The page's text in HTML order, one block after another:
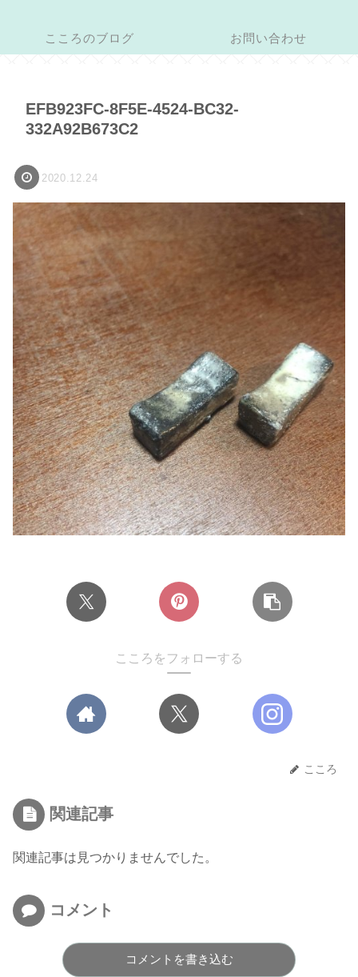
こころのブログ お問い合わせ
EFB923FC-8F5E-4524-BC32-
332A92B673C2
2020.12.24
こころをフォローする
こころ
関連記事
関連記事は見つかりませんでした。
コメント
コメントを書き込む